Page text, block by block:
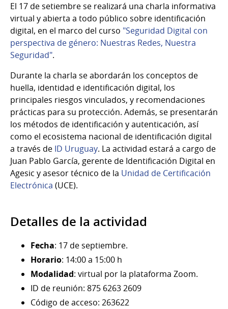
Sep
del
2025
El 17 de setiembre se realizará una charla informativa
virtual y abierta a todo público sobre identificación
digital, en el marco del curso "Seguridad Digital con
perspectiva de género: Nuestras Redes, Nuestra
Seguridad".
Durante la charla se abordarán los conceptos de
huella, identidad e identificación digital, los
principales riesgos vinculados, y recomendaciones
prácticas para su protección. Además, se presentarán
los métodos de identificación y autenticación, así
como el ecosistema nacional de identificación digital
a través de ID Uruguay. La actividad estará a cargo de
Juan Pablo García, gerente de Identificación Digital en
Agesic y asesor técnico de la Unidad de Certificación
Electrónica (UCE).
Detalles de la actividad
Fecha: 17 de septiembre.
Horario: 14:00 a 15:00 h
Modalidad: virtual por la plataforma Zoom.
ID de reunión: 875 6263 2609
Código de acceso: 263622